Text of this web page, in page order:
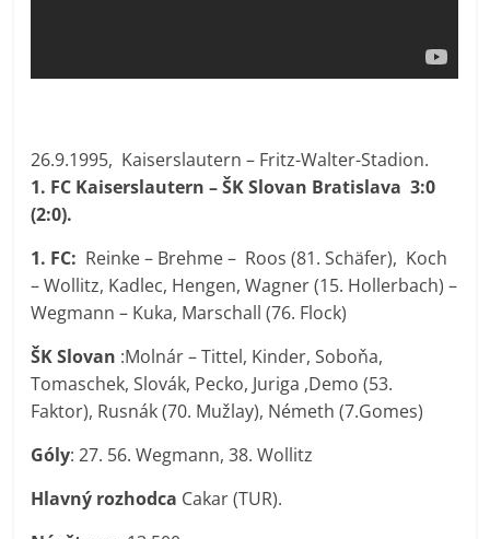
26.9.1995, Kaiserslautern – Fritz-Walter-Stadion.
1. FC Kaiserslautern – ŠK Slovan Bratislava 3:0
(2:0).
1. FC: Reinke – Brehme – Roos (81. Schäfer), Koch
– Wollitz, Kadlec, Hengen, Wagner (15. Hollerbach) –
Wegmann – Kuka, Marschall (76. Flock)
ŠK Slovan :Molnár – Tittel, Kinder, Soboňa,
Tomaschek, Slovák, Pecko, Juriga ,Demo (53.
Faktor), Rusnák (70. Mužlay), Németh (7.Gomes)
Góly: 27. 56. Wegmann, 38. Wollitz
Hlavný rozhodca Cakar (TUR).